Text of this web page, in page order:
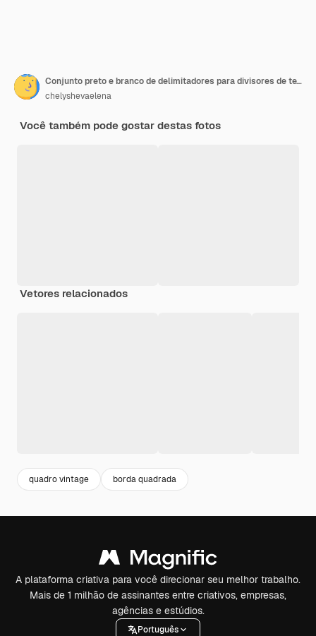
Conjunto preto e branco de delimitadores para divisores de texto
chelyshevaelena
Você também pode gostar destas fotos
Vetores relacionados
quadro vintage borda quadrada
A plataforma criativa para você direcionar seu melhor trabalho.
Mais de 1 milhão de assinantes entre criativos, empresas,
agências e estúdios.
Português